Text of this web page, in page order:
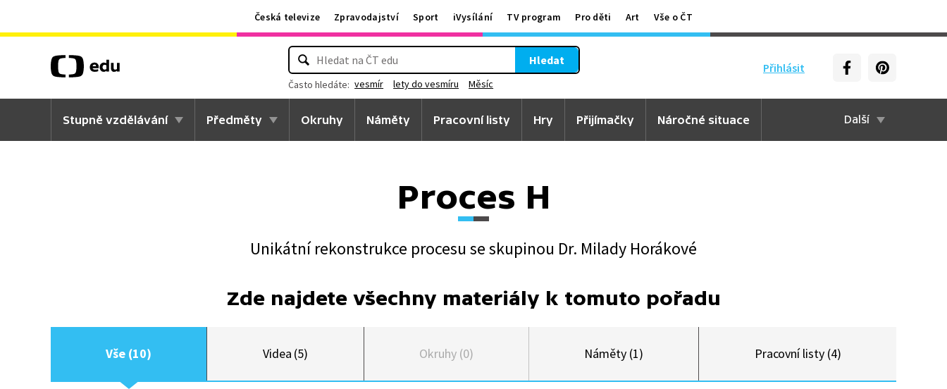
Česká televize Zpravodajství Sport iVysílání TV program Pro děti Art Vše o ČT
Přihlásit
Hledat
Často hledáte: vesmír lety do vesmíru Měsíc
Stupně vzdělávání Předměty Okruhy Náměty Pracovní listy Hry Přijímačky Náročné situace Další
Proces H
Unikátní rekonstrukce procesu se skupinou Dr. Milady Horákové
Zde najdete všechny materiály k tomuto pořadu
Vše (10) Videa (5) Okruhy (0) Náměty (1) Pracovní listy (4)